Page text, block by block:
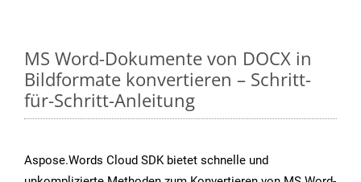
MS Word-Dokumente von DOCX in
Bildformate konvertieren – Schritt-
für-Schritt-Anleitung
Aspose.Words Cloud SDK bietet schnelle und